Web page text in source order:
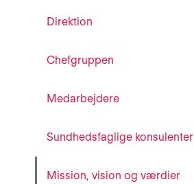
Direktion
Chefgruppen
Medarbejdere
Sundhedsfaglige konsulenter
Mission, vision og værdier